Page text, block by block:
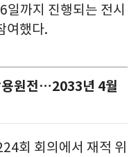
까지 진행되는 전시
여했다.
용원전…2033년 4월
회 회의에서 재적 위